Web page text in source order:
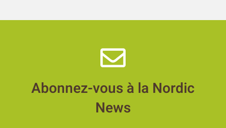
Abonnez-vous à la Nordic
News